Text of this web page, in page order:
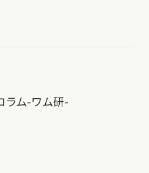
ラム-ワム研-